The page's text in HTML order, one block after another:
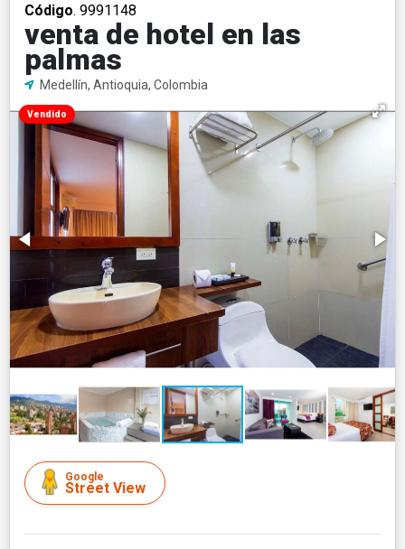
Código. 9991148
venta de hotel en las
palmas
Medellín, Antioquia, Colombia
Vendido
Google
Street View